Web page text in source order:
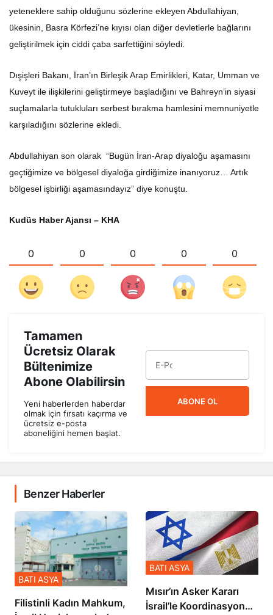
yeteneklere sahip olduğunu sözlerine ekleyen Abdullahiyan,
ükesinin, Basra Körfezi’ne kıyısı olan diğer devletlerle bağlarını
geliştirilmek için ciddi çaba sarfettiğini söyledi.
Dışişleri Bakanı, İran’ın Birleşik Arap Emirlikleri, Katar, Umman ve
Kuveyt ile ilişkilerini geliştirmeye başladığını ve Bahreyn’in siyasi
suçlamalarla tutukluları serbest bırakma hamlesini memnuniyetle
karşıladığını sözlerine ekledi.
Abdullahiyan son olarak “Bugün İran-Arap diyaloğu aşamasını
geçtiğimize ve bölgesel diyaloğa girdiğimize inanıyoruz… Artık
bölgesel işbirliği aşamasındayız” diye konuştu.
Kudüs Haber Ajansı – KHA
0 0 0 0 0
Tamamen
Ücretsiz Olarak
Bültenimize
Abone Olabilirsin
Yeni haberlerden haberdar
olmak için fırsatı kaçırma ve
ücretsiz e-posta
aboneliğini hemen başlat.
ABONE OL
Benzer Haberler
Filistinli Kadın Mahkum,
BATI ASYA
Mısır’ın Asker Kararı
İsrail’le Koordinasyon
BATI ASYA